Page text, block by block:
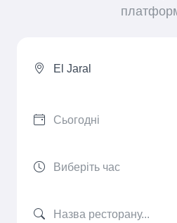
El Jaral